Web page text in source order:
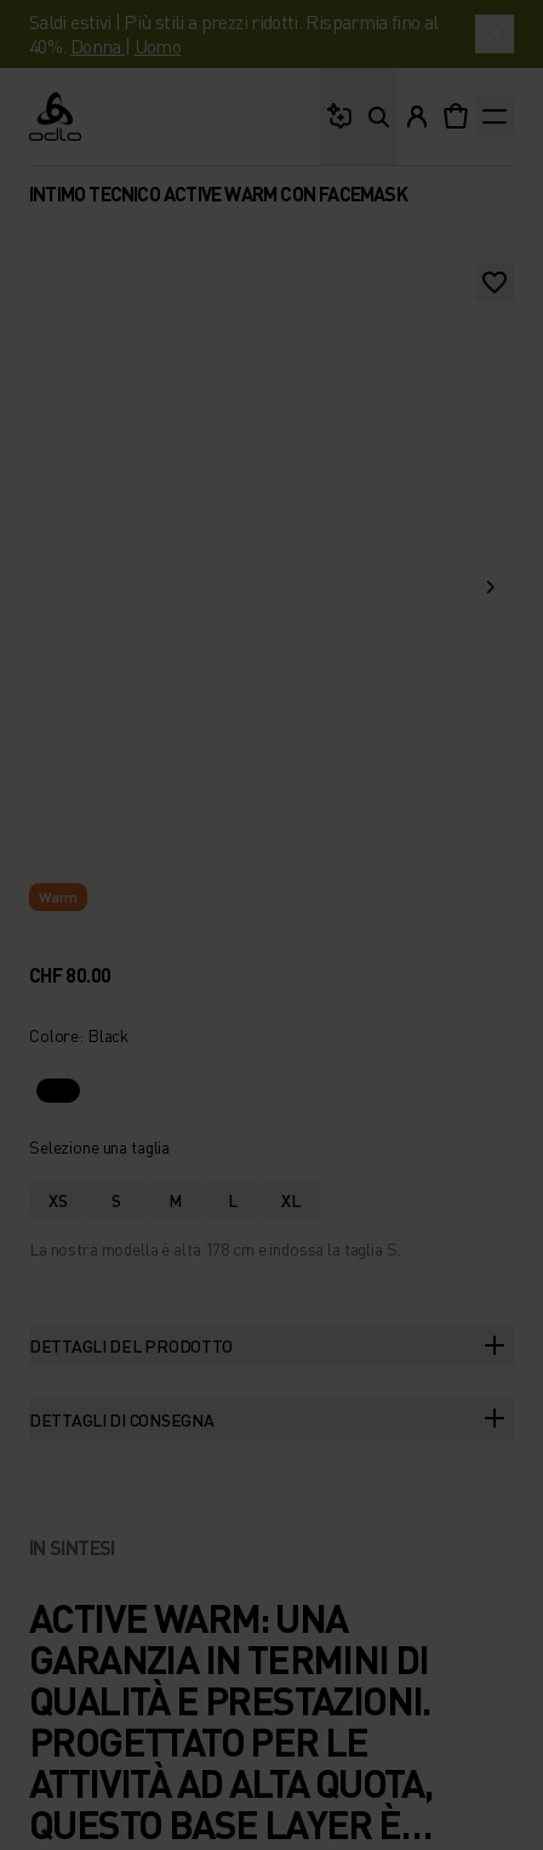
Saldi estivi | Più stili a prezzi ridotti. Risparmia fino al
40%. Donna | Uomo
Odlo
INTIMO TECNICO ACTIVE WARM CON FACEMASK
Warm
CHF 80.00
Colore: Black
Selezione una taglia
XS S M L XL
La nostra modella è alta 178 cm e indossa la taglia S.
DETTAGLI DEL PRODOTTO
DETTAGLI DI CONSEGNA
IN SINTESI
ACTIVE WARM: UNA
GARANZIA IN TERMINI DI
QUALITÀ E PRESTAZIONI.
PROGETTATO PER LE
ATTIVITÀ AD ALTA QUOTA,
QUESTO BASE LAYER È